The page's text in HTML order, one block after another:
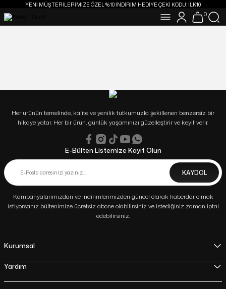
YENİ MÜŞTERİLERİMİZE ÖZEL %10 İNDİRİM HEDİYE ÇEKİ KODU: ILK10
16:00 A KADAR VERİLEN SİPARİŞLER AYNI GÜN KARGODA
1750 TL VE ÜZERİ ALIŞVERİŞLERİNİZDE KARGO ÜCRETSİZ
0
Her ürünün temelinde, kalite ve yenilik tutkumuzla şekillenen benzersiz bir
hikaye yatar. Her bir ürün, günlük yaşamınızı güzelleştirir ve keyif verir.
Kurumsal
Yardım
E-Bülten Listemize Kayıt Olun
KAYDOL
Kampanyalarımızdan ve indirimlerimizden güncel olarak haberdar olmak
istiyorsanız bültenimize ücretsiz abone olabilirsiniz ve istediğiniz zaman iptal
edebilirsiniz.